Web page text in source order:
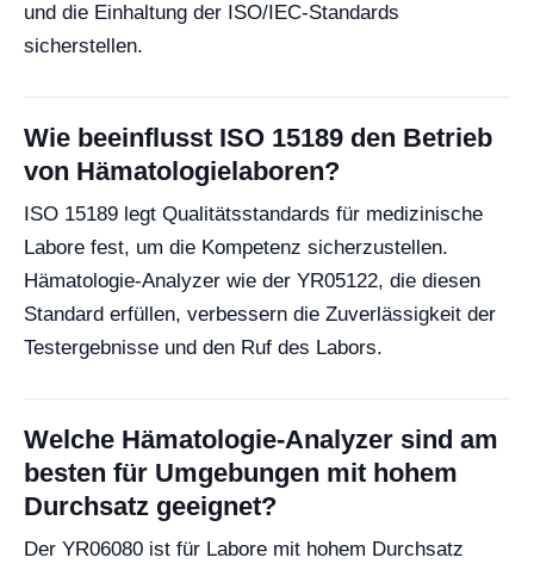
und die Einhaltung der ISO/IEC-Standards
sicherstellen.
Wie beeinflusst ISO 15189 den Betrieb
von Hämatologielaboren?
ISO 15189 legt Qualitätsstandards für medizinische
Labore fest, um die Kompetenz sicherzustellen.
Hämatologie-Analyzer wie der YR05122, die diesen
Standard erfüllen, verbessern die Zuverlässigkeit der
Testergebnisse und den Ruf des Labors.
Welche Hämatologie-Analyzer sind am
besten für Umgebungen mit hohem
Durchsatz geeignet?
Der YR06080 ist für Labore mit hohem Durchsatz